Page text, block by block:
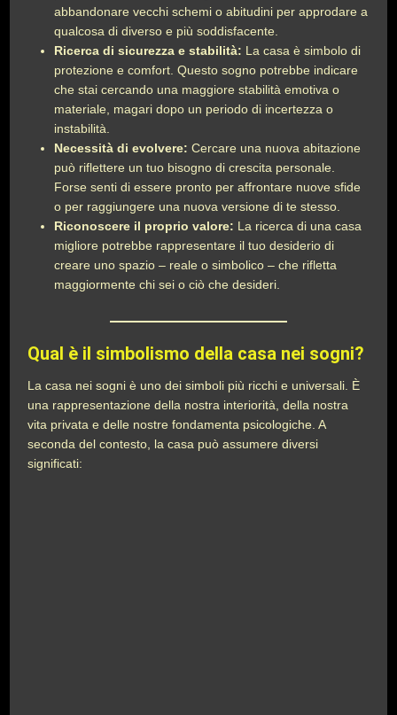
abbandonare vecchi schemi o abitudini per approdare a
qualcosa di diverso e più soddisfacente.
Ricerca di sicurezza e stabilità: La casa è simbolo di
protezione e comfort. Questo sogno potrebbe indicare
che stai cercando una maggiore stabilità emotiva o
materiale, magari dopo un periodo di incertezza o
instabilità.
Necessità di evolvere: Cercare una nuova abitazione
può riflettere un tuo bisogno di crescita personale.
Forse senti di essere pronto per affrontare nuove sfide
o per raggiungere una nuova versione di te stesso.
Riconoscere il proprio valore: La ricerca di una casa
migliore potrebbe rappresentare il tuo desiderio di
creare uno spazio – reale o simbolico – che rifletta
maggiormente chi sei o ciò che desideri.
Qual è il simbolismo della casa nei sogni?
La casa nei sogni è uno dei simboli più ricchi e universali. È
una rappresentazione della nostra interiorità, della nostra
vita privata e delle nostre fondamenta psicologiche. A
seconda del contesto, la casa può assumere diversi
significati: